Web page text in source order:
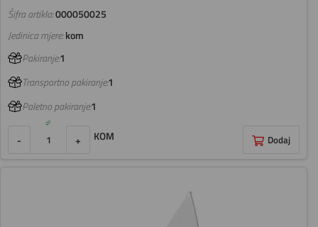
Šifra artikla:000050025
Jedinica mjere:kom
Pakiranje:1
Transportno pakiranje:1
Paletno pakiranje:1
- + KOM Dodaj